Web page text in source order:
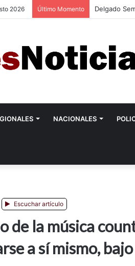
2026 Último Momento Delgado
NACIONALES
Escuchar artículo
de la música
a sí mismo,